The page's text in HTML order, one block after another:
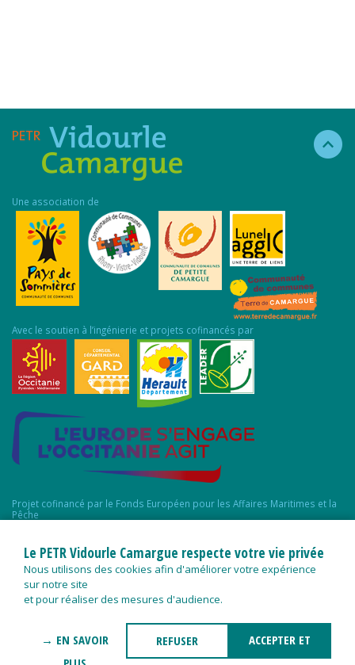
Une association de
Avec le soutien à l’ingénierie et projets cofinancés par
Projet cofinancé par le Fonds Européen pour les Affaires Maritimes et la
Pêche
Le PETR Vidourle Camargue respecte votre vie privée
Nous utilisons des cookies afin d'améliorer votre expérience
sur notre site
et pour réaliser des mesures d'audience.
→ EN SAVOIR
REFUSER
ACCEPTER ET